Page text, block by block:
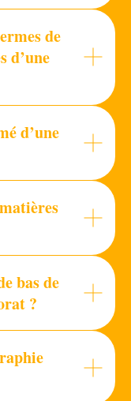
de
d’une
d’une
bas de
?